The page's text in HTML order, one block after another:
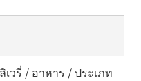
วรี่ / อาหาร / ประเภท